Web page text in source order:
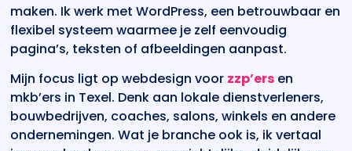
maken. Ik werk met WordPress, een betrouwbaar en
flexibel systeem waarmee je zelf eenvoudig
pagina’s, teksten of afbeeldingen aanpast.
Mijn focus ligt op webdesign voor zzp’ers en
mkb’ers in Texel. Denk aan lokale dienstverleners,
bouwbedrijven, coaches, salons, winkels en andere
ondernemingen. Wat je branche ook is, ik vertaal